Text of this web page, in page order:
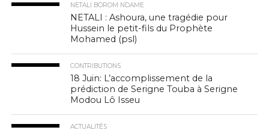
NETALI BOROM NDAME
NETALI : Ashoura, une tragédie pour
Hussein le petit-fils du Prophète
Mohamed (psl)
CONTRIBUTIONS
18 Juin: L’accomplissement de la
prédiction de Serigne Touba à Serigne
Modou Lô Isseu
ACTUALITÉS